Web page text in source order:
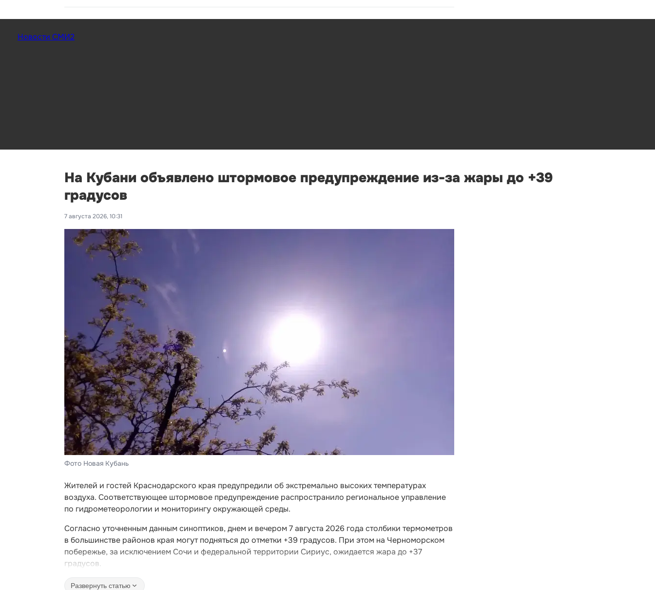
Новости СМИ2
На Кубани объявлено штормовое предупреждение из-за жары до +39
градусов
7 августа 2026, 10:31
Фото Новая Кубань
Жителей и гостей Краснодарского края предупредили об экстремально высоких температурах
воздуха. Соответствующее штормовое предупреждение распространило региональное управление
по гидрометеорологии и мониторингу окружающей среды.
Согласно уточненным данным синоптиков, днем и вечером 7 августа 2026 года столбики термометров
в большинстве районов края могут подняться до отметки +39 градусов. При этом на Черноморском
побережье, за исключением Сочи и федеральной территории Сириус, ожидается жара до +37
градусов.
Развернуть статью